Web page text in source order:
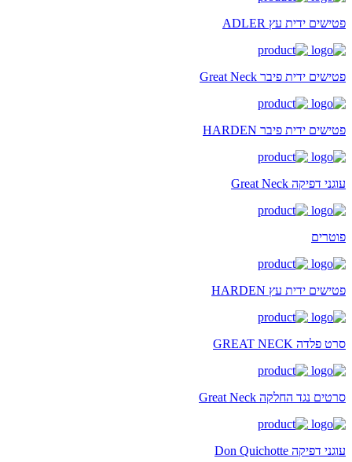
פטישים ידית עץ ADLER
פטישים ידית פיבר Great Neck
פטישים ידית פיבר HARDEN
עוגני דפיקה Great Neck
פוטרים
פטישים ידית עץ HARDEN
סרט פלדה GREAT NECK
סרטים נגד החלקה Great Neck
עוגני דפיקה Don Quichotte